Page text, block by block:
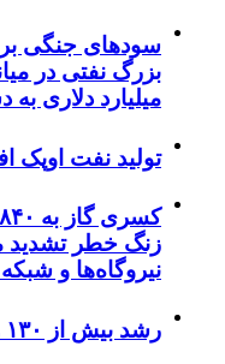
سودهای جنگی
میلیارد دلاری
تولید نفت اوپک
زنگ خطر تشدید
نیروگاه‌ها و
رشد بیش از ۱۳۰ هزار واحدی شاخص کل بورس